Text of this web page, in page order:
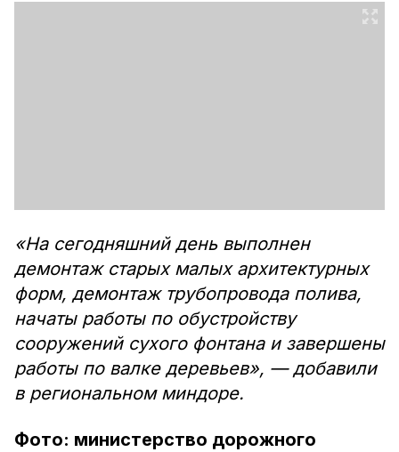
«На сегодняшний день выполнен
демонтаж старых малых архитектурных
форм, демонтаж трубопровода полива,
начаты работы по обустройству
сооружений сухого фонтана и завершены
работы по валке деревьев», — добавили
в региональном миндоре.
Фото: министерство дорожного